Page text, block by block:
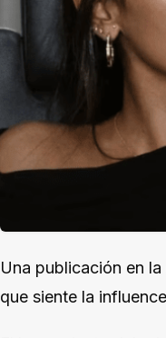
Una publicación en
que siente la